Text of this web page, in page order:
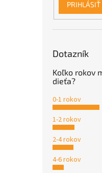
PRIHLÁSIŤ
Dotazník
Koľko rokov
dieťa?
0-1 rokov
1-2 rokov
2-4 rokov
4-6 rokov